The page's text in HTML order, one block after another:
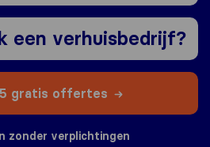
een verhuisbedrijf?
gratis offertes
zonder verplichtingen